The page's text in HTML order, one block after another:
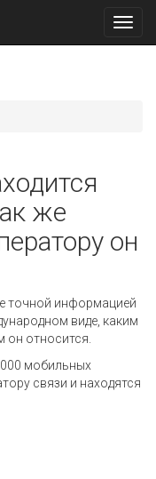
же
он
точной информацией
виде, каким
он относится.
мобильных
связи и находятся